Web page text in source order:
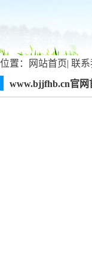
位置： 网站首页| 联系
www.bjjfhb.cn官网